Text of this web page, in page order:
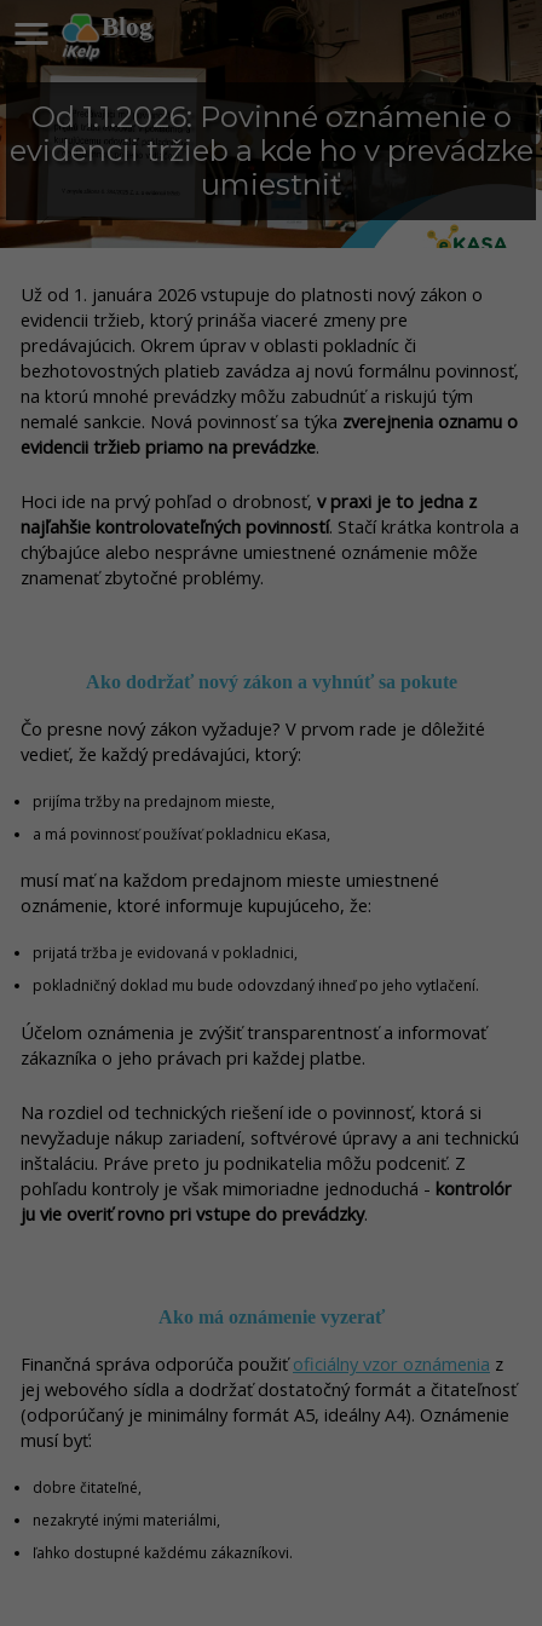
Blog

Od 1.1.2026: Povinné oznámenie o
evidencii tržieb a kde ho v prevádzke
umiestniť
Už od 1. januára 2026 vstupuje do platnosti nový zákon o
evidencii tržieb, ktorý prináša viaceré zmeny pre
predávajúcich. Okrem úprav v oblasti pokladníc či
bezhotovostných platieb zavádza aj novú formálnu povinnosť,
na ktorú mnohé prevádzky môžu zabudnúť a riskujú tým
nemalé sankcie. Nová povinnosť sa týka zverejnenia oznamu o
evidencii tržieb priamo na prevádzke.
Hoci ide na prvý pohľad o drobnosť, v praxi je to jedna z
najľahšie kontrolovateľných povinností. Stačí krátka kontrola a
chýbajúce alebo nesprávne umiestnené oznámenie môže
znamenať zbytočné problémy.
Ako dodržať nový zákon a vyhnúť sa pokute
Čo presne nový zákon vyžaduje? V prvom rade je dôležité
vedieť, že každý predávajúci, ktorý:
prijíma tržby na predajnom mieste,
a má povinnosť používať pokladnicu eKasa,
musí mať na každom predajnom mieste umiestnené
oznámenie, ktoré informuje kupujúceho, že:
prijatá tržba je evidovaná v pokladnici,
pokladničný doklad mu bude odovzdaný ihneď po jeho vytlačení.
Účelom oznámenia je zvýšiť transparentnosť a informovať
zákazníka o jeho právach pri každej platbe.
Na rozdiel od technických riešení ide o povinnosť, ktorá si
nevyžaduje nákup zariadení, softvérové úpravy a ani technickú
inštaláciu. Práve preto ju podnikatelia môžu podceniť. Z
pohľadu kontroly je však mimoriadne jednoduchá - kontrolór
ju vie overiť rovno pri vstupe do prevádzky.
Ako má oznámenie vyzerať
Finančná správa odporúča použiťoficiálny vzor oznámenia z
jej webového sídla a dodržať dostatočný formát a čitateľnosť
(odporúčaný je minimálny formát A5, ideálny A4). Oznámenie
musí byť:
dobre čitateľné,
nezakryté inými materiálmi,
ľahko dostupné každému zákazníkovi.